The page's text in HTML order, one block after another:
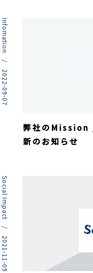
Infomation / 2022-09-07
弊社の
新のお知らせ
Social Impact / 2021-11-09